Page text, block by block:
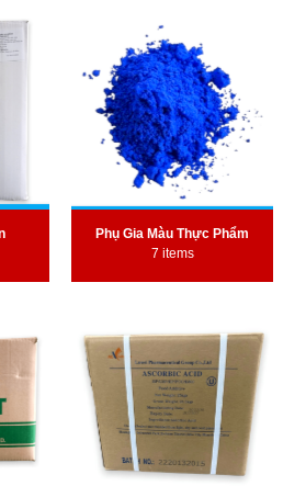
Phụ Gia Màu Thực Phẩm
7 items